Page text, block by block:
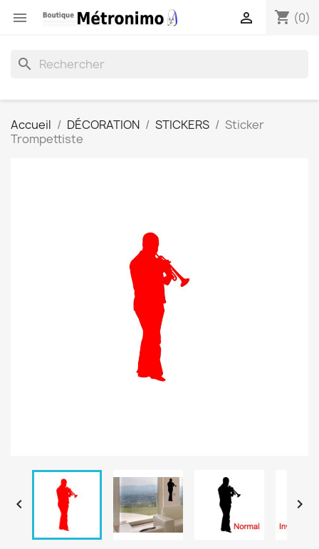
 shopping_cart (0)

search
Accueil DÉCORATION STICKERS
Sticker
Trompettiste
 